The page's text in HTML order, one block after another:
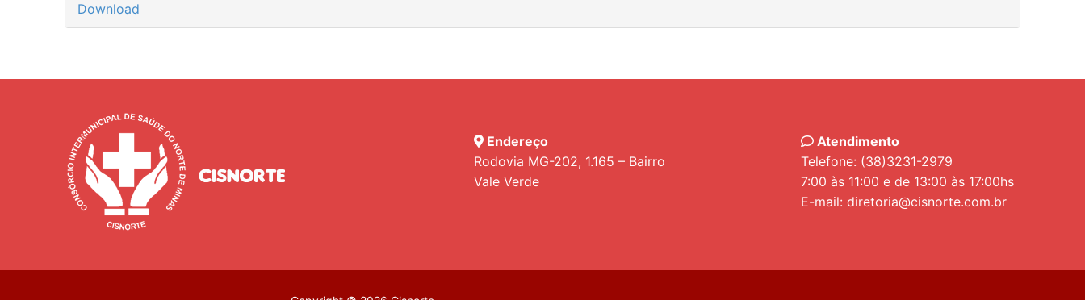
Download
Endereço
Rodovia MG-202, 1.165 – Bairro
Vale Verde
Atendimento
Telefone: (38)3231-2979
7:00 às 11:00 e de 13:00 às 17:00hs
E-mail: diretoria@cisnorte.com.br